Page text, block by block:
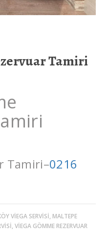
Tamiri
Tamiri–0216
VIEGA SERVISI, MALTEPE
VIEGA GÖMME REZERVUAR